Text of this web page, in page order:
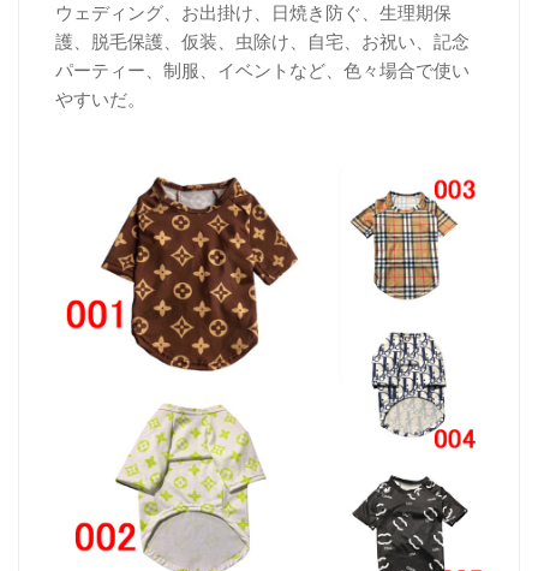
ウェディング、お出掛け、日焼き防ぐ、生理期保
護、脱毛保護、仮装、虫除け、自宅、お祝い、記念
パーティー、制服、イベントなど、色々場合で使い
やすいだ。